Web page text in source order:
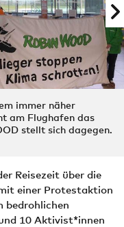
immer näher
am Flughafen das
stellt sich dagegen.
Reisezeit über die
einer Protestaktion
bedrohlichen
10 Aktivist*innen